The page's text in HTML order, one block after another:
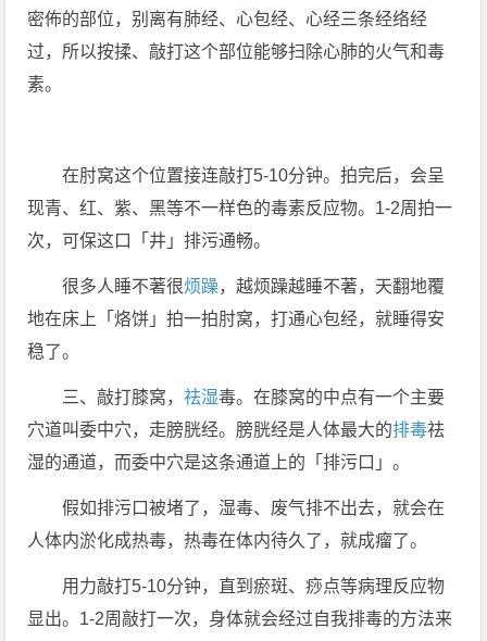
密佈的部位，别离有肺经、心包经、心经三条经络经
过，所以按揉、敲打这个部位能够扫除心肺的火气和毒
素。
在肘窝这个位置接连敲打5-10分钟。拍完后，会呈
现青、红、紫、黑等不一样色的毒素反应物。1-2周拍一
次，可保这口「井」排污通畅。
很多人睡不著很烦躁，越烦躁越睡不著，天翻地覆
地在床上「烙饼」拍一拍肘窝，打通心包经，就睡得安
稳了。
三、敲打膝窝，祛湿毒。在膝窝的中点有一个主要
穴道叫委中穴，走膀胱经。膀胱经是人体最大的排毒祛
湿的通道，而委中穴是这条通道上的「排污口」。
假如排污口被堵了，湿毒、废气排不出去，就会在
人体内淤化成热毒，热毒在体内待久了，就成瘤了。
用力敲打5-10分钟，直到瘀斑、痧点等病理反应物
显出。1-2周敲打一次，身体就会经过自我排毒的方法来